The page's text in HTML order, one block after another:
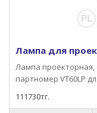
Лампа для
Лампа проекторная,
партномер VT60LP
111730тг.